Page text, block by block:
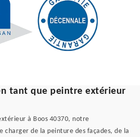
tant que peintre extérieur
à Boos 40370, notre
charger de la peinture des façades, de la